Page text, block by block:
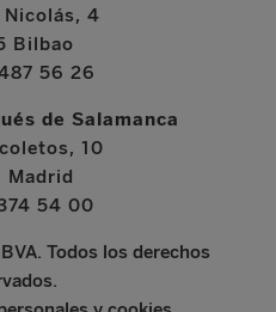
Nicolás, 4
Bilbao
56 26
de Salamanca
10
Madrid
54 00
Todos los derechos